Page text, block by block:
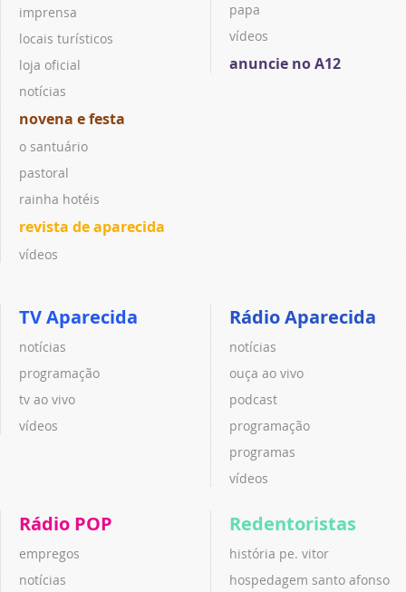
imprensa
locais turísticos
loja oficial
notícias
novena e festa
o santuário
pastoral
rainha hotéis
revista de aparecida
vídeos
papa
vídeos
anuncie no A12
TV Aparecida
notícias
programação
tv ao vivo
vídeos
Rádio Aparecida
notícias
ouça ao vivo
podcast
programação
programas
vídeos
Rádio POP
empregos
notícias
Redentoristas
história pe. vitor
hospedagem santo afonso